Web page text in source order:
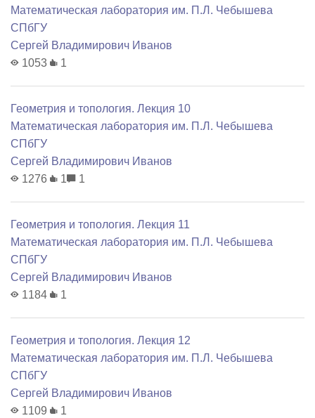
Математичеcкая лаборатория им. П.Л. Чебышева
СПбГУ
Сергей Владимирович Иванов
1053
1
Геометрия и топология. Лекция 10
Математичеcкая лаборатория им. П.Л. Чебышева
СПбГУ
Сергей Владимирович Иванов
1276
1 1
Геометрия и топология. Лекция 11
Математичеcкая лаборатория им. П.Л. Чебышева
СПбГУ
Сергей Владимирович Иванов
1184
1
Геометрия и топология. Лекция 12
Математичеcкая лаборатория им. П.Л. Чебышева
СПбГУ
Сергей Владимирович Иванов
1109
1